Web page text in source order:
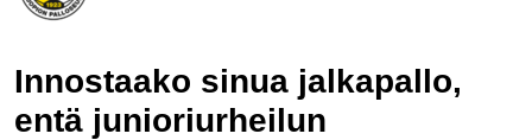
Innostaako sinua jalkapallo,
entä junioriurheilun